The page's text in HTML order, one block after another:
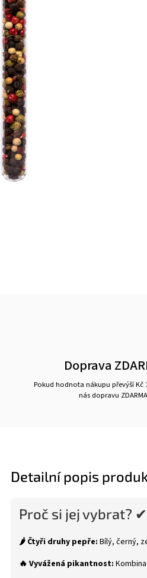
Doprava
Pokud hodnota nákupu převýší Kč
nás dopravu ZDARMA
Detailní popis
Proč si jej vybrat? ✔
🌶 Čtyři druhy pepře: Bílý, černý,
🔥 Vyvážená pikantnost: